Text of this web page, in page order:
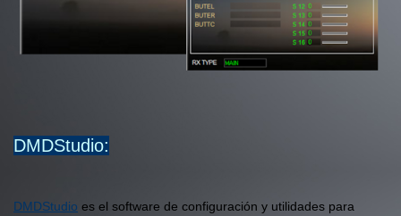
DMDStudio:
DMDStudio es el software de configuración y utilidades para